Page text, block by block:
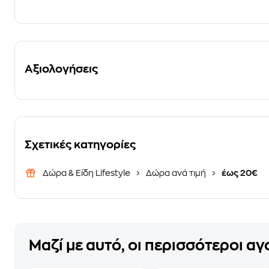
Αξιολογήσεις
Σχετικές κατηγορίες
Δώρα & Είδη Lifestyle Δώρα ανά τιμή έως 20€
Μαζί με αυτό, οι περισσότεροι